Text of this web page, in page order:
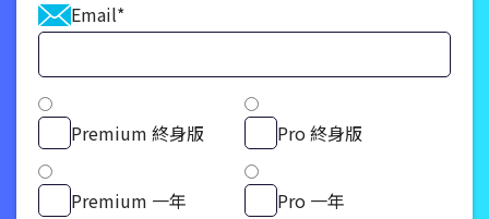
Email*
Premium 終身版 Pro 終身版
Premium 一年 Pro 一年